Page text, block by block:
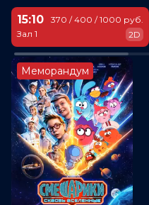
15:10
Зал 1
370 / 400 / 1000 руб.
2D
Меморандум